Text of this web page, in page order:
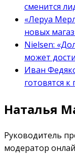
сменится
«Леруа
новых
Nielsen:
может
Иван
готовятся
Наталья
Руководитель
модератор